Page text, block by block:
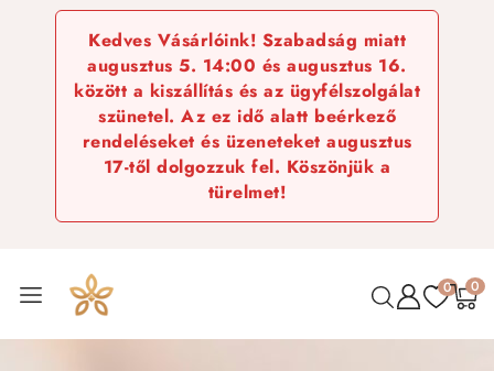
Kedves Vásárlóink! Szabadság miatt
augusztus 5. 14:00 és augusztus 16.
között a kiszállítás és az ügyfélszolgálat
szünetel. Az ez idő alatt beérkező
rendeléseket és üzeneteket augusztus
17-től dolgozzuk fel. Köszönjük a
türelmet!
0 0